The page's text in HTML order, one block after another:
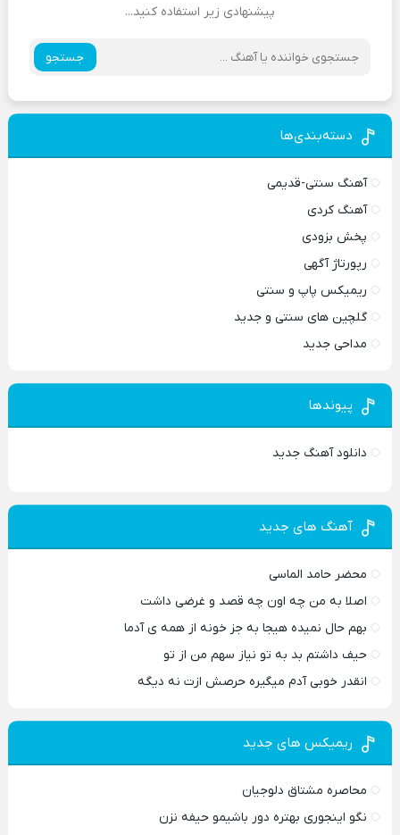
پیشنهادی زیر استفاده کنید...
جستجو
دسته‌بندی‌ها
آهنگ سنتی-قدیمی
آهنگ کردی
پخش بزودی
رپورتاژ آگهی
ریمیکس پاپ و سنتی
گلچین های سنتی و جدید
مداحی جدید
پیوندها
دانلود آهنگ جدید
آهنگ های جدید
محضر حامد الماسی
اصلا به من چه اون چه قصد و غرضی داشت
بهم حال نمیده هیجا به جز خونه از همه ی آدما
حیف داشتم بد به تو نیاز سهم من از تو
انقدر خوبی آدم میگیره حرصش ازت نه دیگه
ریمیکس های جدید
محاصره مشتاق دلوجیان
نگو اینجوری بهتره دور باشیمو حیفه نزن